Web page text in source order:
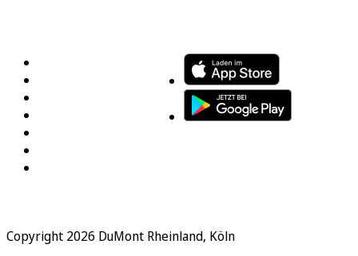
Copyright 2026 DuMont Rheinland, Köln